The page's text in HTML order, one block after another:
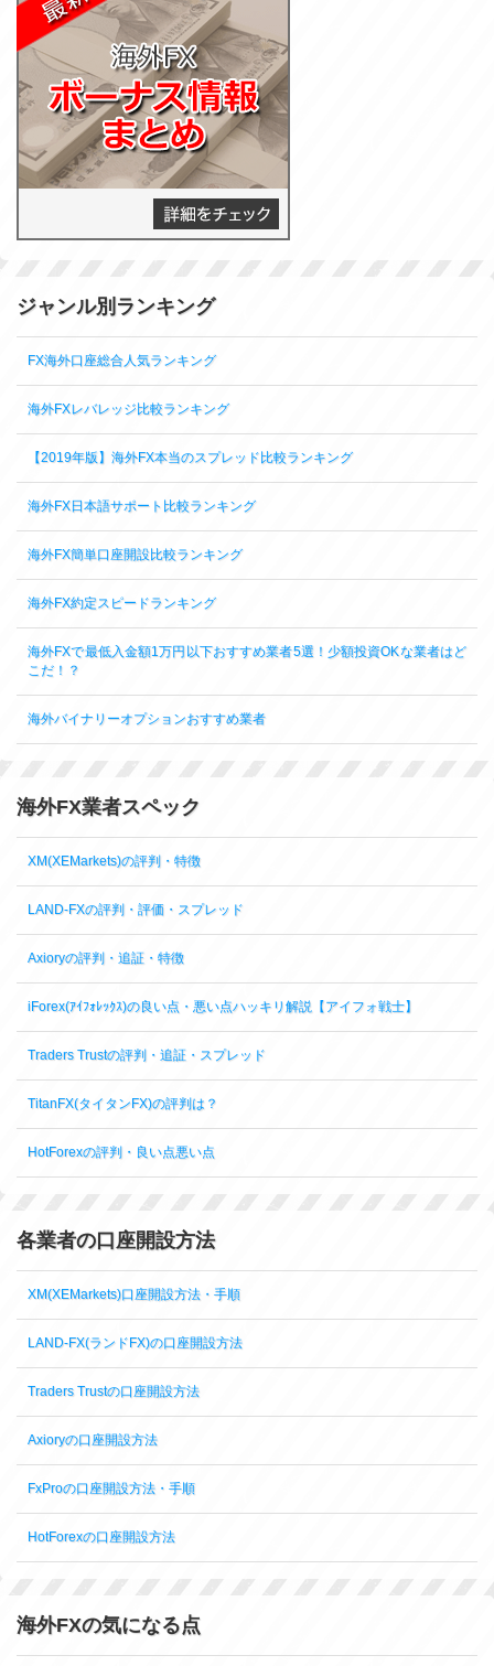
ジャンル別ランキング
FX海外口座総合人気ランキング
海外FXレバレッジ比較ランキング
【2019年版】海外FX本当のスプレッド比較ランキング
海外FX日本語サポート比較ランキング
海外FX簡単口座開設比較ランキング
海外FX約定スピードランキング
海外FXで最低入金額1万円以下おすすめ業者5選！少額投資OKな業者はど
こだ！？
海外バイナリーオプションおすすめ業者
海外FX業者スペック
XM(XEMarkets)の評判・特徴
LAND-FXの評判・評価・スプレッド
Axioryの評判・追証・特徴
iForex(ｱｲﾌｫﾚｯｸｽ)の良い点・悪い点ハッキリ解説【アイフォ戦士】
Traders Trustの評判・追証・スプレッド
TitanFX(タイタンFX)の評判は？
HotForexの評判・良い点悪い点
各業者の口座開設方法
XM(XEMarkets)口座開設方法・手順
LAND-FX(ランドFX)の口座開設方法
Traders Trustの口座開設方法
Axioryの口座開設方法
FxProの口座開設方法・手順
HotForexの口座開設方法
海外FXの気になる点